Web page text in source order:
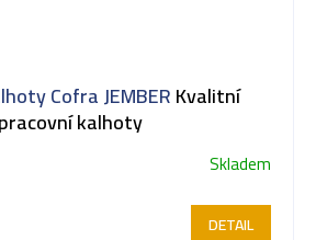
Cofra JEMBERKvalitní
pracovní kalhoty
Skladem
DETAIL